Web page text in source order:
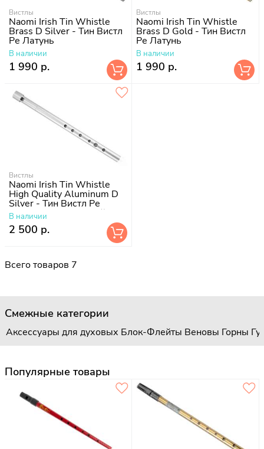
Вистлы
Naomi Irish Tin Whistle
Brass D Silver - Тин Вистл
Ре Латунь
В наличии
1 990 р.
Вистлы
Naomi Irish Tin Whistle
Brass D Gold - Тин Вистл
Ре Латунь
В наличии
1 990 р.
Вистлы
Naomi Irish Tin Whistle
High Quality Aluminum D
Silver - Тин Вистл Ре
Высококачественный
алюминий
В наличии
2 500 р.
Всего товаров 7
Смежные категории
Аксессуары для духовых Блок-Флейты Веновы Горны
Популярные товары